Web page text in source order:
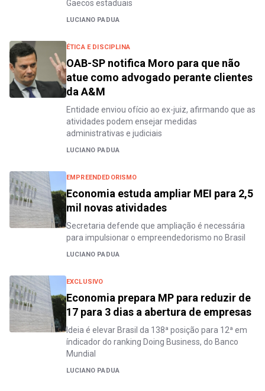
Gaecos estaduais
LUCIANO PADUA
ÉTICA E DISCIPLINA
OAB-SP notifica Moro para que não
atue como advogado perante clientes
da A&M
Entidade enviou ofício ao ex-juiz, afirmando que as
atividades podem ensejar medidas
administrativas e judiciais
LUCIANO PADUA
EMPREENDEDORISMO
Economia estuda ampliar MEI para 2,5
mil novas atividades
Secretaria defende que ampliação é necessária
para impulsionar o empreendedorismo no Brasil
LUCIANO PADUA
EXCLUSIVO
Economia prepara MP para reduzir de
17 para 3 dias a abertura de empresas
Ideia é elevar Brasil da 138ª posição para 12ª em
índicador do ranking Doing Business, do Banco
Mundial
LUCIANO PADUA